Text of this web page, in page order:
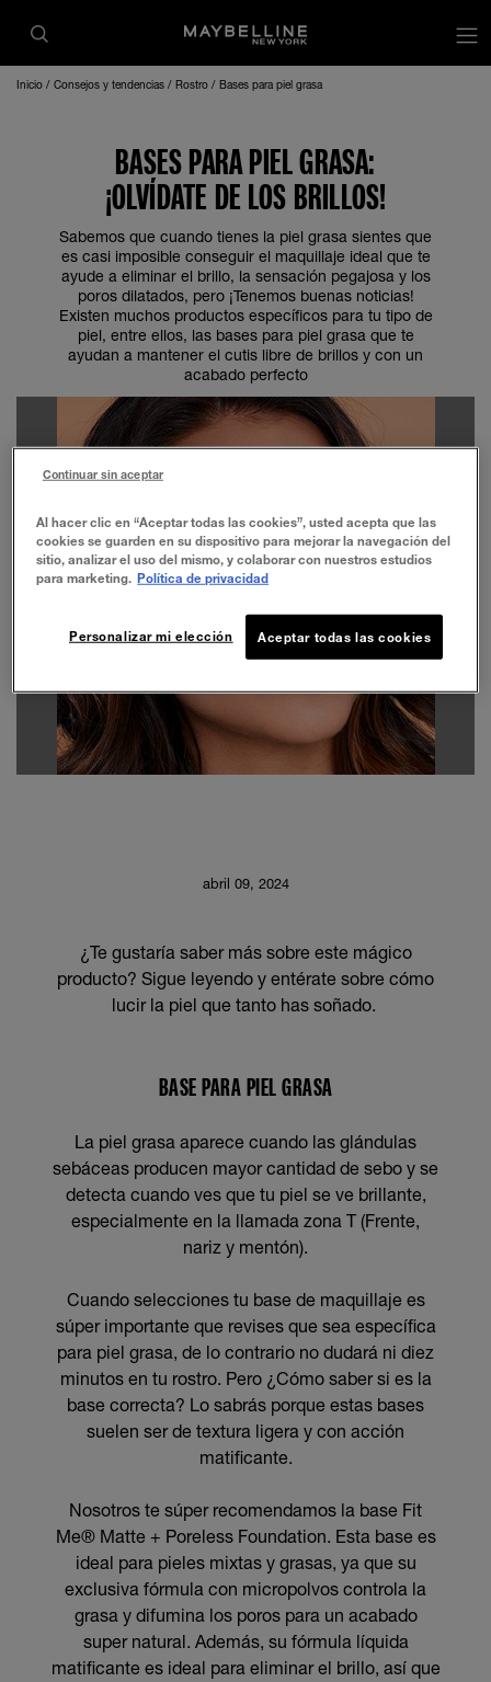
Inicio Consejos y tendencias Rostro Bases para piel grasa
BASES PARA PIEL GRASA:
¡OLVÍDATE DE LOS BRILLOS!
Sabemos que cuando tienes la piel grasa sientes que
es casi imposible conseguir el maquillaje ideal que te
ayude a eliminar el brillo, la sensación pegajosa y los
poros dilatados, pero ¡Tenemos buenas noticias!
Existen muchos productos específicos para tu tipo de
piel, entre ellos, las bases para piel grasa que te
ayudan a mantener el cutis libre de brillos y con un
acabado perfecto
abril 09, 2024
¿Te gustaría saber más sobre este mágico
producto? Sigue leyendo y entérate sobre cómo
lucir la piel que tanto has soñado.
BASE PARA PIEL GRASA
La piel grasa aparece cuando las glándulas
sebáceas producen mayor cantidad de sebo y se
detecta cuando ves que tu piel se ve brillante,
especialmente en la llamada zona T (Frente,
nariz y mentón).
Cuando selecciones tu base de maquillaje es
súper importante que revises que sea específica
para piel grasa, de lo contrario no dudará ni diez
minutos en tu rostro. Pero ¿Cómo saber si es la
base correcta? Lo sabrás porque estas bases
suelen ser de textura ligera y con acción
matificante.
Nosotros te súper recomendamos la base Fit
Me® Matte + Poreless Foundation. Esta base es
ideal para pieles mixtas y grasas, ya que su
exclusiva fórmula con micropolvos controla la
grasa y difumina los poros para un acabado
super natural. Además, su fórmula líquida
matificante es ideal para eliminar el brillo, así que
Al hacer clic en “Aceptar todas las cookies”, usted acepta que las
cookies se guarden en su dispositivo para mejorar la navegación del
sitio, analizar el uso del mismo, y colaborar con nuestros estudios
para marketing. Política de privacidad
Aceptar todas las cookies
Personalizar mi elección
Continuar sin aceptar